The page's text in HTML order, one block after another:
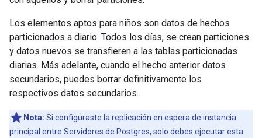
Los elementos aptos para niños son datos de hechos
particionados a diario. Todos los días, se crean particiones
y datos nuevos se transfieren a las tablas particionadas
diarias. Más adelante, cuando el hecho anterior datos
secundarios, puedes borrar definitivamente los
respectivos datos secundarios.
Nota: Si configuraste la replicación en espera de instancia
principal entre Servidores de Postgres, solo debes ejecutar esta